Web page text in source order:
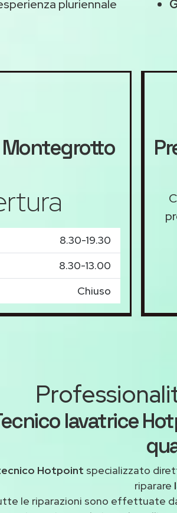
pluriennale
8.30-19.30
8.30-13.00
Chiuso
lavatrice
Hotpoint specializzato
riparare
le riparazioni sono effettuate